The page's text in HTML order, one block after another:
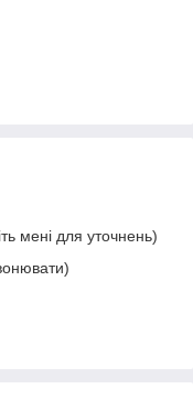
мені для уточнень)